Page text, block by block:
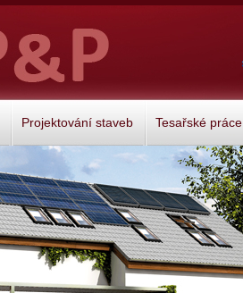
Projektování staveb Tesařské práce